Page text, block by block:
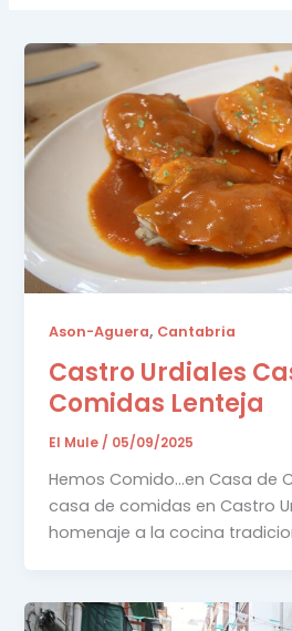
Ason-Aguera, Cantabria
Castro Urdiales
Comidas Lenteja
El Mule/ 05/09/2025
Hemos Comido…en Casa de
casa de comidas en Castro
homenaje a la cocina